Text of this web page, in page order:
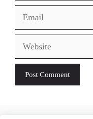
Email
Website